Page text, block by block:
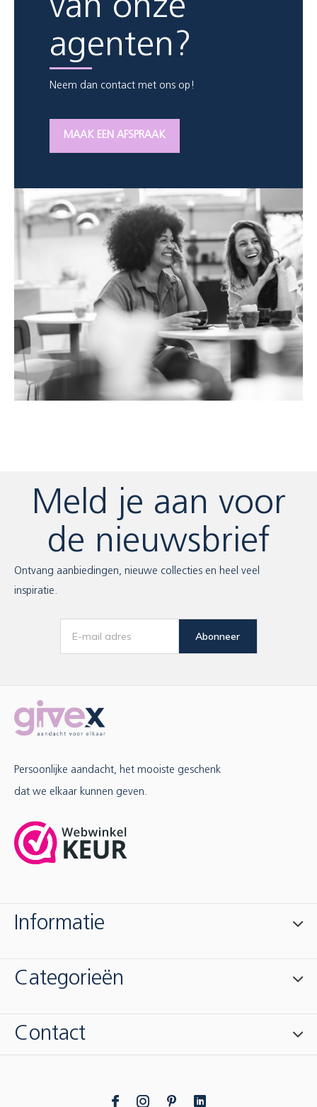
van onze
agenten?
Neem dan contact met ons op!
MAAK EEN AFSPRAAK
Meld je aan voor
de nieuwsbrief
Ontvang aanbiedingen, nieuwe collecties en heel veel
inspiratie.
Abonneer
Persoonlijke aandacht, het mooiste geschenk
dat we elkaar kunnen geven.
Informatie
Categorieën
Contact